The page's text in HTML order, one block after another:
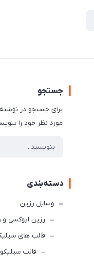
جستجو
برای جستجو در
مورد نظر خود را
دسته‌بندی
وسایل رزین
رزین اپوکسی و
قالب های
قالب